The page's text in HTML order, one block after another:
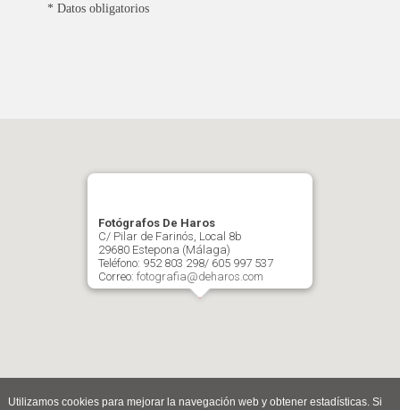
* Datos obligatorios
Fotógrafos De Haros
C/ Pilar de Farinós, Local 8b
29680 Estepona (Málaga)
Teléfono: 952 803 298/ 605 997 537
Correo: fotografia@deharos.com
Utilizamos cookies para mejorar la navegación web y obtener estadísticas. Si